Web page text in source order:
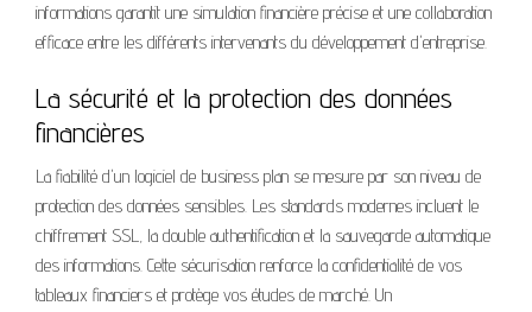
informations garantit une simulation financière précise et une collaboration
efficace entre les différents intervenants du développement d'entreprise.
La sécurité et la protection des données
financières
La fiabilité d'un logiciel de business plan se mesure par son niveau de
protection des données sensibles. Les standards modernes incluent le
chiffrement SSL, la double authentification et la sauvegarde automatique
des informations. Cette sécurisation renforce la confidentialité de vos
tableaux financiers et protège vos études de marché. Un